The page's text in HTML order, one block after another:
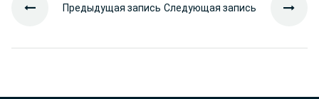
Предыдущая запись Следующая запись